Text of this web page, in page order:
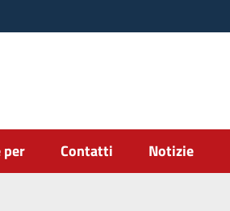
per Contatti Notizie